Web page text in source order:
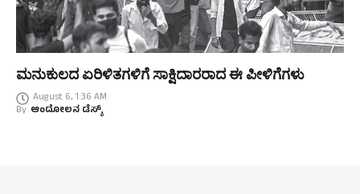
ಮನುಕುಲದ ಏರಿಳಿತಗಳಿಗೆ ಸಾಕ್ಷಿದಾರರಾದ ಈ ಪೀಳಿಗೆಗಳು
August 6, 1:36 AM
By ಆಂದೋಲನ ಡೆಸ್ಕ್